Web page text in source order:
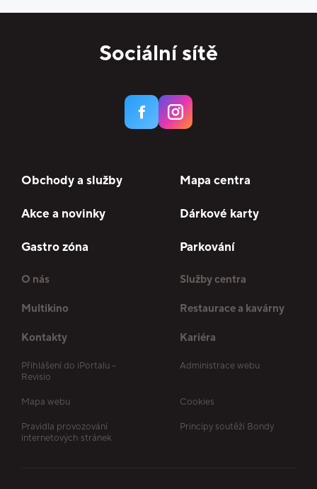
Sociální sítě
Obchody a služby Mapa centra
Akce a novinky Dárkové karty
Gastro zóna Parkování
O nás Služby centra
Multikino Restaurace a kavárny
Kontakty Kariéra
Přihlášení do iPortalu –
Revisio
Administrace webu
Mapa webu Cookies
Pravidla provozování
internetových stránek
Principy soutěží Bondy